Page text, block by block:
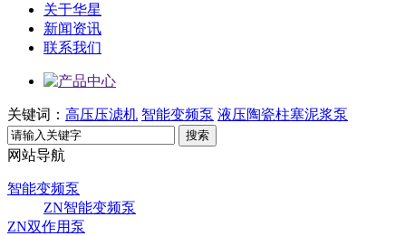
关于华星
新闻资讯
联系我们
关键词： 高压压滤机 智能变频泵 液压陶瓷柱塞泥浆泵
搜索
网站导航
智能变频泵
ZN智能变频泵
ZN双作用泵